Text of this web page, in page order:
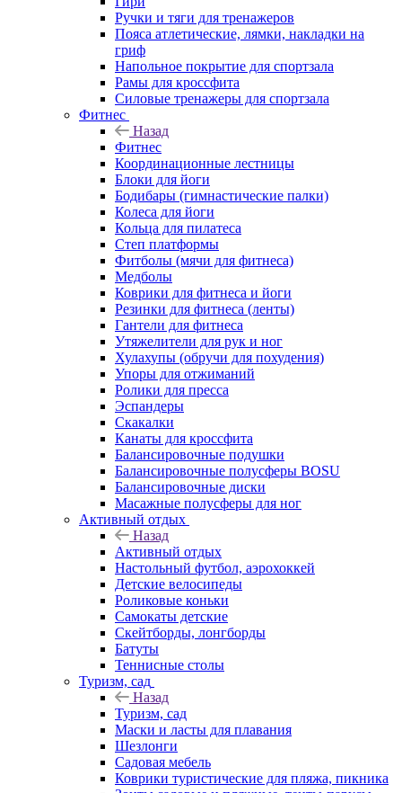
Ручки и тяги для тренажеров
Пояса атлетические, лямки, накладки на
гриф
Напольное покрытие для спортзала
Рамы для кроссфита
Силовые тренажеры для спортзала
Фитнес
Назад
Фитнес
Координационные лестницы
Блоки для йоги
Бодибары (гимнастические палки)
Колеса для йоги
Кольца для пилатеса
Степ платформы
Фитболы (мячи для фитнеса)
Медболы
Коврики для фитнеса и йоги
Резинки для фитнеса (ленты)
Гантели для фитнеса
Утяжелители для рук и ног
Хулахупы (обручи для похудения)
Упоры для отжиманий
Ролики для пресса
Эспандеры
Скакалки
Канаты для кроссфита
Балансировочные подушки
Балансировочные полусферы BOSU
Балансировочные диски
Масажные полусферы для ног
Активный отдых
Назад
Активный отдых
Настольный футбол, аэрохоккей
Детские велосипеды
Роликовые коньки
Самокаты детские
Скейтборды, лонгборды
Батуты
Теннисные столы
Туризм, сад
Назад
Туризм, сад
Маски и ласты для плавания
Шезлонги
Садовая мебель
Коврики туристические для пляжа, пикника